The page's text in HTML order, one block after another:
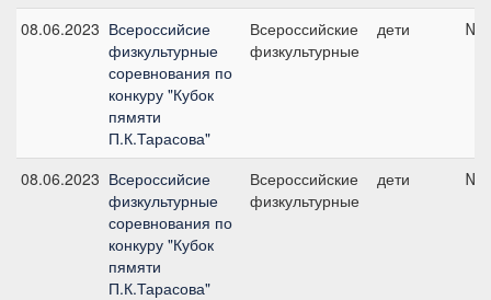
08.06.2023 Всероссийсие
физкультурные
соревнования по
конкуру "Кубок
пямяти
П.К.Тарасова"
Всероссийские
физкультурные
дети
08.06.2023 Всероссийсие
физкультурные
соревнования по
конкуру "Кубок
пямяти
П.К.Тарасова"
Всероссийские
физкультурные
дети